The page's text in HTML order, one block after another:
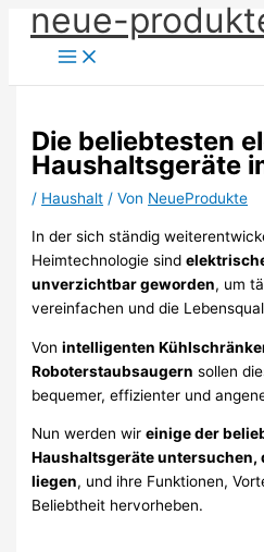
Zum
Inhalt
springen
neue-
Die beliebtesten
Haushaltsgeräte
/ Haushalt / Von NeueProdukte
In der sich ständig
Heimtechnologie sind
unverzichtbar geworden, um
vereinfachen und die
Vonintelligenten
Roboterstaubsaugern sollen
bequemer, effizienter und
Nun werden wireinige der
Haushaltsgeräte untersuchen,
liegen, und ihre Funktionen,
Beliebtheit hervorheben.